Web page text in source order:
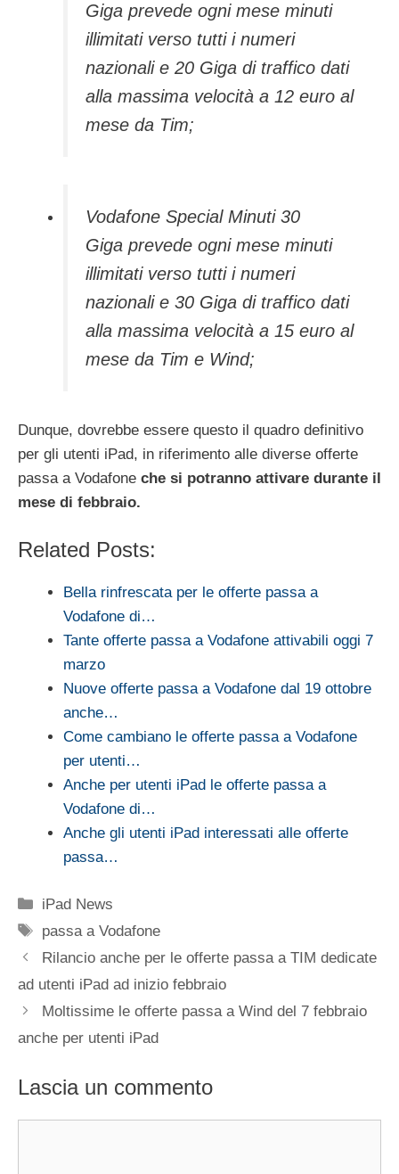
Giga prevede ogni mese minuti
illimitati verso tutti i numeri
nazionali e 20 Giga di traffico dati
alla massima velocità a 12 euro al
mese da Tim;
Vodafone Special Minuti 30
Giga prevede ogni mese minuti
illimitati verso tutti i numeri
nazionali e 30 Giga di traffico dati
alla massima velocità a 15 euro al
mese da Tim e Wind;
Dunque, dovrebbe essere questo il quadro definitivo
per gli utenti iPad, in riferimento alle diverse offerte
passa a Vodafone che si potranno attivare durante il
mese di febbraio.
Related Posts:
Bella rinfrescata per le offerte passa a
Vodafone di…
Tante offerte passa a Vodafone attivabili oggi 7
marzo
Nuove offerte passa a Vodafone dal 19 ottobre
anche…
Come cambiano le offerte passa a Vodafone
per utenti…
Anche per utenti iPad le offerte passa a
Vodafone di…
Anche gli utenti iPad interessati alle offerte
passa…
Categorie
iPad News
Tag
passa a Vodafone
Rilancio anche per le offerte passa a TIM dedicate
ad utenti iPad ad inizio febbraio
Moltissime le offerte passa a Wind del 7 febbraio
anche per utenti iPad
Lascia un commento